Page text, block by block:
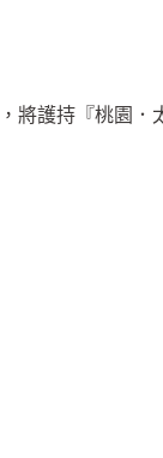
護持『桃園．